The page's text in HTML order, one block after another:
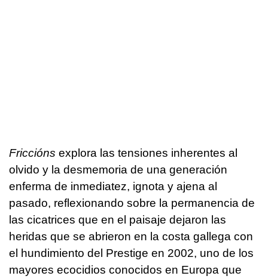
Friccións explora las tensiones inherentes al
olvido y la desmemoria de una generación
enferma de inmediatez, ignota y ajena al
pasado, reflexionando sobre la permanencia de
las cicatrices que en el paisaje dejaron las
heridas que se abrieron en la costa gallega con
el hundimiento del Prestige en 2002, uno de los
mayores ecocidios conocidos en Europa que